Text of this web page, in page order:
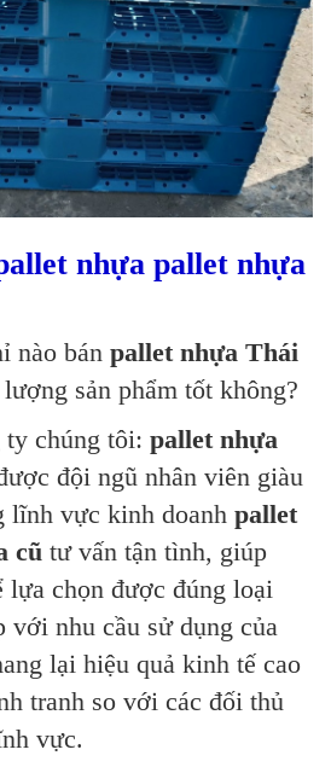
nhựa pallet nhựa
nào bán pallet nhựa Thái
sản phẩm tốt không?
chúng tôi: pallet nhựa
đội ngũ nhân viên giàu
lĩnh vực kinh doanh pallet
cũ tư vấn tận tình, giúp
lựa chọn được đúng loại
với nhu cầu sử dụng của
lại hiệu quả kinh tế cao
tranh so với các đối thủ
vực.